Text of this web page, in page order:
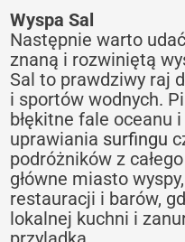
Wyspa Sal
Następnie warto
znaną i rozwiniętą
Sal to prawdziwy raj
i sportów wodnych.
błękitne fale oceanu
uprawiania surfingu
podróżników z
główne miasto
restauracji i barów,
lokalnej kuchni i